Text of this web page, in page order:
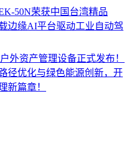
50N荣获中国台湾精品
边缘AI平台驱动工业自动驾
外资产管理设备正式发布！
径优化与绿色能源创新，开
新篇章！